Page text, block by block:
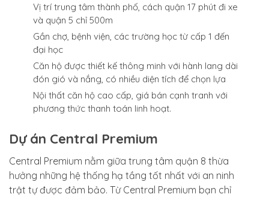
Vị trí trung tâm thành phố, cách quận 17 phút đi xe
và quận 5 chỉ 500m
Gần chợ, bệnh viện, các trường học từ cấp 1 đến
đại học
Căn hộ được thiết kế thông minh với hành lang dài
đón gió và nắng, có nhiều diện tích để chọn lựa
Nội thất căn hộ cao cấp, giá bán cạnh tranh với
phương thức thanh toán linh hoạt.
Dự án Central Premium
Central Premium nằm giữa trung tâm quận 8 thừa
hưởng những hệ thống hạ tầng tốt nhất với an ninh
trật tự được đảm bảo. Từ Central Premium bạn chỉ